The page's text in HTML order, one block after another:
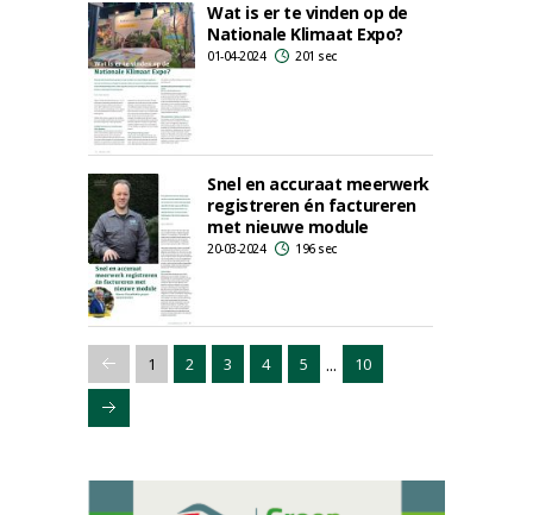
Wat is er te vinden op de
Nationale Klimaat Expo?
01-04-2024 201 sec
Snel en accuraat meerwerk
registreren én factureren
met nieuwe module
20-03-2024 196 sec
1 2 3 4 5 ... 10